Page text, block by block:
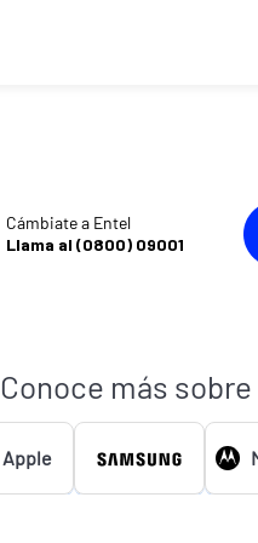
Cámbiate a Entel
Llama al (0800) 09001
Conoce más sobre
Apple